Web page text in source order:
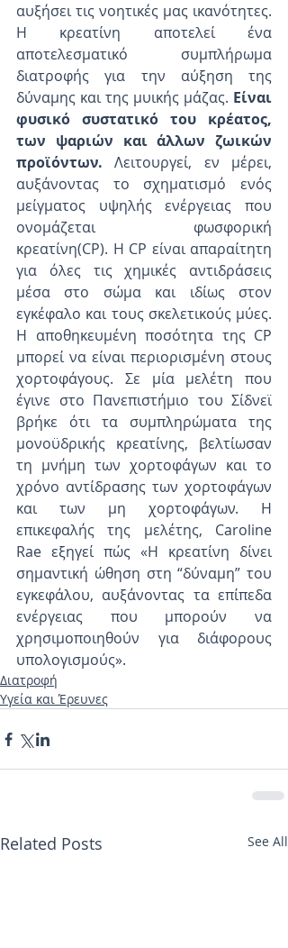
αυξήσει τις νοητικές μας ικανότητες.
Η κρεατίνη αποτελεί ένα
αποτελεσματικό συμπλήρωμα
διατροφής για την αύξηση της
δύναμης και της μυικής μάζας. Είναι
φυσικό συστατικό του κρέατος,
των ψαριών και άλλων ζωικών
προϊόντων. Λειτουργεί, εν μέρει,
αυξάνοντας το σχηματισμό ενός
μείγματος υψηλής ενέργειας που
ονομάζεται φωσφορική
κρεατίνη(CP). Η CP είναι απαραίτητη
για όλες τις χημικές αντιδράσεις
μέσα στο σώμα και ιδίως στον
εγκέφαλο και τους σκελετικούς μύες.
Η αποθηκευμένη ποσότητα της CP
μπορεί να είναι περιορισμένη στους
χορτοφάγους. Σε μία μελέτη που
έγινε στο Πανεπιστήμιο του Σίδνεϊ
βρήκε ότι τα συμπληρώματα της
μονοϋδρικής κρεατίνης, βελτίωσαν
τη μνήμη των χορτοφάγων και το
χρόνο αντίδρασης των χορτοφάγων
και των μη χορτοφάγων. Η
επικεφαλής της μελέτης, Caroline
Rae εξηγεί πώς «Η κρεατίνη δίνει
σημαντική ώθηση στη “δύναμη” του
εγκεφάλου, αυξάνοντας τα επίπεδα
ενέργειας που μπορούν να
χρησιμοποιηθούν για διάφορους
υπολογισμούς».
Διατροφή
Υγεία και Έρευνες
Related Posts See All